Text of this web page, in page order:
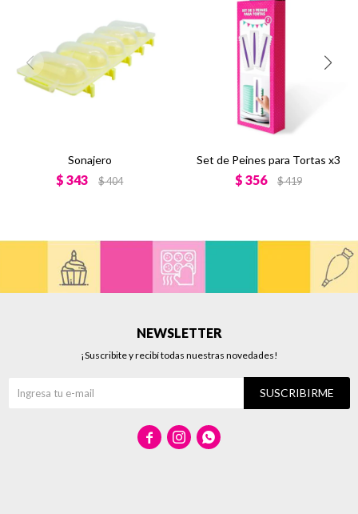
Sonajero
$ 343 $404
Set de Peines para Tortas x3
$ 356 $419
NEWSLETTER
¡Suscribite y recibí todas nuestras novedades!
SUSCRIBIRME
  